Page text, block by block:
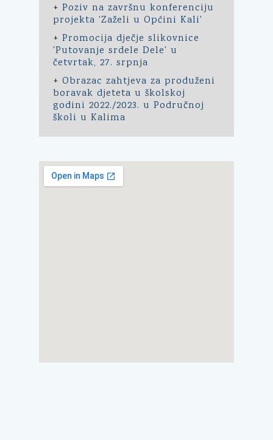
+ Poziv na završnu konferenciju
projekta 'Zaželi u Općini Kali'
+ Promocija dječje slikovnice
'Putovanje srdele Dele' u
četvrtak, 27. srpnja
+ Obrazac zahtjeva za produženi
boravak djeteta u školskoj
godini 2022./2023. u Područnoj
školi u Kalima